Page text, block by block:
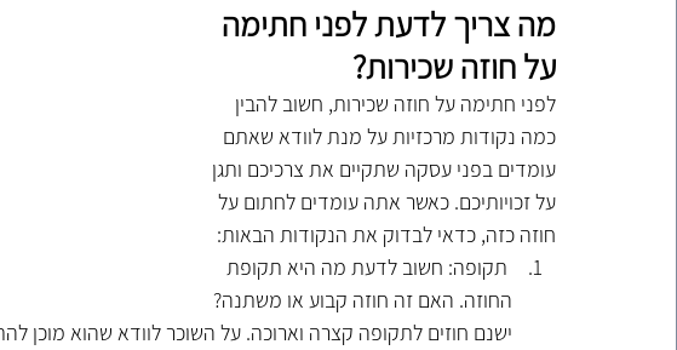
מה צריך לדעת לפני חתימה
על חוזה שכירות?
לפני חתימה על חוזה שכירות, חשוב להבין
כמה נקודות מרכזיות על מנת לוודא שאתם
עומדים בפני עסקה שתקיים את צרכיכם ותגן
על זכויותיכם. כאשר אתה עומדים לחתום על
חוזה כזה, כדאי לבדוק את הנקודות הבאות:
תקופה: חשוב לדעת מה היא תקופת
החוזה. האם זה חוזה קבוע או משתנה?
ישנם חוזים לתקופה קצרה וארוכה. על השוכר לוודא שהוא מוכן